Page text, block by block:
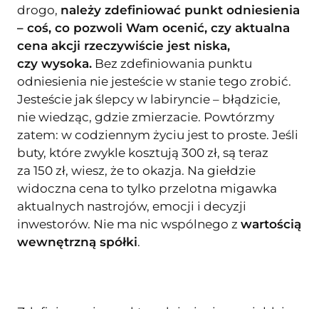
drogo, należy zdefiniować punkt odniesienia
– coś, co pozwoli Wam ocenić, czy aktualna
cena akcji rzeczywiście jest niska,
czy wysoka. Bez zdefiniowania punktu
odniesienia nie jesteście w stanie tego zrobić.
Jesteście jak ślepcy w labiryncie – błądzicie,
nie wiedząc, gdzie zmierzacie. Powtórzmy
zatem: w codziennym życiu jest to proste. Jeśli
buty, które zwykle kosztują 300 zł, są teraz
za 150 zł, wiesz, że to okazja. Na giełdzie
widoczna cena to tylko przelotna migawka
aktualnych nastrojów, emocji i decyzji
inwestorów. Nie ma nic wspólnego z wartością
wewnętrzną spółki.